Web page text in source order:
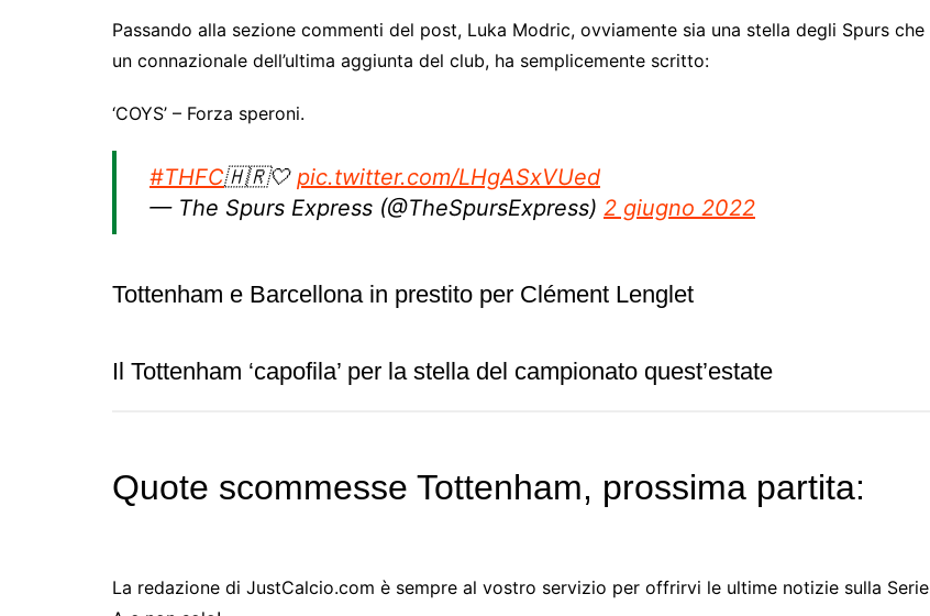
Passando alla sezione commenti del post, Luka Modric, ovviamente sia una stella degli Spurs che
un connazionale dell’ultima aggiunta del club, ha semplicemente scritto:
‘COYS’ – Forza speroni.
#THFC🇭🇷🤍 pic.twitter.com/LHgASxVUed
— The Spurs Express (@TheSpursExpress) 2 giugno 2022
Tottenham e Barcellona in prestito per Clément Lenglet
Il Tottenham ‘capofila’ per la stella del campionato quest’estate
Quote scommesse Tottenham, prossima partita:
La redazione di JustCalcio.com è sempre al vostro servizio per offrirvi le ultime notizie sulla Serie